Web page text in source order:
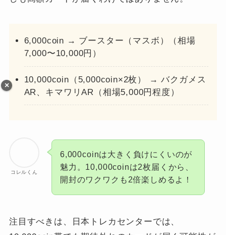
6,000coin → ブースター（マスボ）（相場
7,000〜10,000円）
10,000coin（5,000coin×2枚） → バクガメス
AR、キマワリAR（相場5,000円程度）
コレルくん
6,000coinは大きく負けにくいのが
魅力。10,000coinは2枚届くから、
開封のワクワクも2倍楽しめるよ！
注目すべきは、日本トレカセンターでは、